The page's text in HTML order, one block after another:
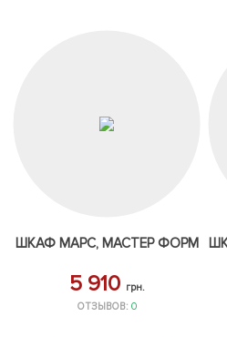
ШКАФ МАРС, МАСТЕР ФОРМ
5 910 грн.
ОТЗЫВОВ: 0